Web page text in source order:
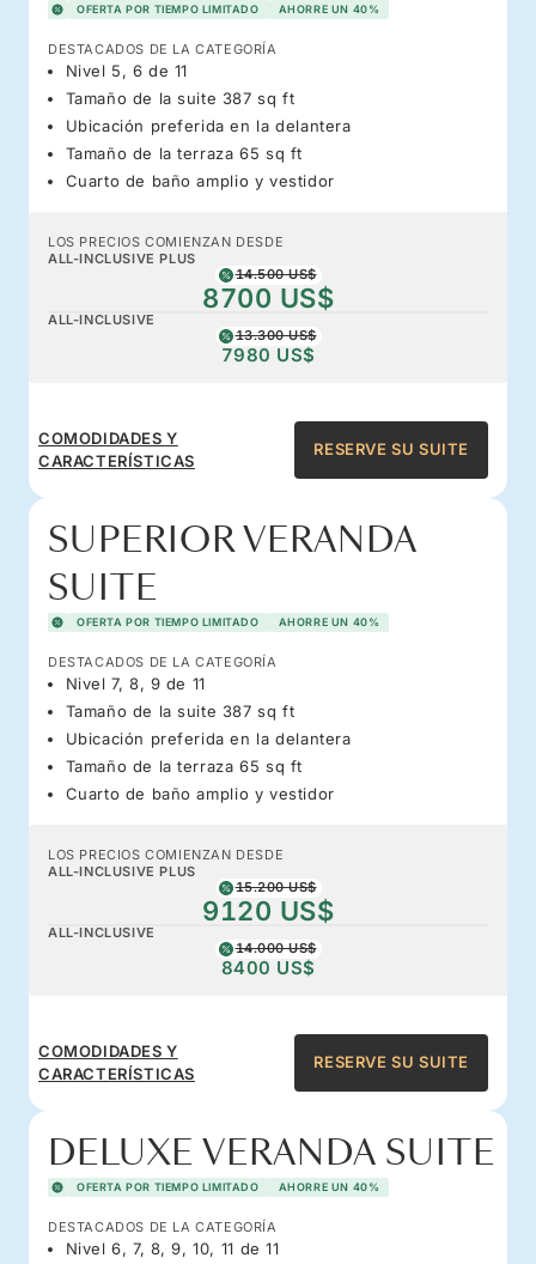
OFERTA POR TIEMPO LIMITADO AHORRE UN 40%
DESTACADOS DE LA CATEGORÍA
Nivel 5, 6 de 11
Tamaño de la suite 387 sq ft
Ubicación preferida en la delantera
Tamaño de la terraza 65 sq ft
Cuarto de baño amplio y vestidor
LOS PRECIOS COMIENZAN DESDE
ALL-INCLUSIVE PLUS
14.500 US$
8700 US$
ALL-INCLUSIVE
13.300 US$
7980 US$
COMODIDADES Y
CARACTERÍSTICAS
RESERVE SU SUITE
SUPERIOR VERANDA
SUITE
OFERTA POR TIEMPO LIMITADO AHORRE UN 40%
DESTACADOS DE LA CATEGORÍA
Nivel 7, 8, 9 de 11
Tamaño de la suite 387 sq ft
Ubicación preferida en la delantera
Tamaño de la terraza 65 sq ft
Cuarto de baño amplio y vestidor
LOS PRECIOS COMIENZAN DESDE
ALL-INCLUSIVE PLUS
15.200 US$
9120 US$
ALL-INCLUSIVE
14.000 US$
8400 US$
COMODIDADES Y
CARACTERÍSTICAS
RESERVE SU SUITE
DELUXE VERANDA SUITE
OFERTA POR TIEMPO LIMITADO AHORRE UN 40%
DESTACADOS DE LA CATEGORÍA
Nivel 6, 7, 8, 9, 10, 11 de 11